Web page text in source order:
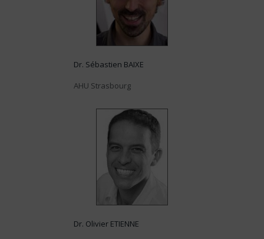
Dr. Sébastien BAIXE
AHU Strasbourg
Dr. Olivier ETIENNE